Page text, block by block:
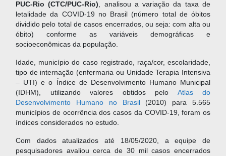
PUC-Rio (CTC/PUC-Rio), analisou a variação da taxa de
letalidade da COVID-19 no Brasil (número total de óbitos
dividido pelo total de casos encerrados, ou seja: com alta ou
óbito) conforme as variáveis demográficas e
socioeconômicas da população.
Idade, município do caso registrado, raça/cor, escolaridade,
tipo de internação (enfermaria ou Unidade Terapia Intensiva
– UTI) e o Índice de Desenvolvimento Humano Municipal
(IDHM), utilizando valores obtidos pelo Atlas do
Desenvolvimento Humano no Brasil
(2010) para 5.565
municípios de ocorrência dos casos da COVID-19, foram os
índices considerados no estudo.
Com dados atualizados até 18/05/2020, a equipe de
pesquisadores avaliou cerca de 30 mil casos encerrados